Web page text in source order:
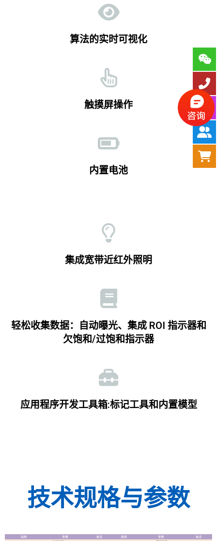
算法的实时可视化
触摸屏操作
内置电池
集成宽带近红外照明
轻松收集数据：自动曝光、集成 ROI 指示器和
欠饱和/过饱和指示器
应用程序开发工具箱:标记工具和内置模型
技术规格与参数